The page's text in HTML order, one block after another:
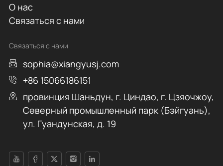
О нас
Связаться с нами
Связаться с нами
sophia@xiangyusj.com
+86 15066186151
провинция Шаньдун, г. Циндао, г. Цзяочжоу,
Северный промышленный парк (Бэйгуань),
ул. Гуандунская, д. 19